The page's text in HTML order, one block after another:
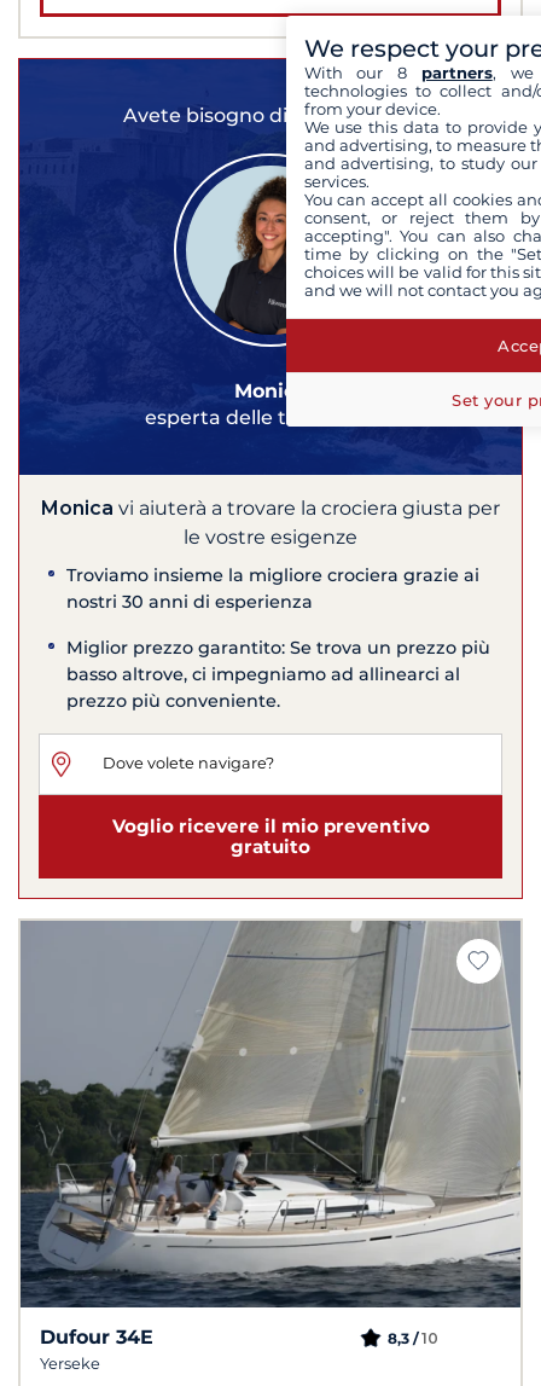
Avete bisogno di un consiglio?
Monica
esperta delle tue crociere
Monica vi aiuterà a trovare la crociera giusta per
le vostre esigenze
Troviamo insieme la migliore crociera grazie ai
nostri 30 anni di esperienza
Miglior prezzo garantito: Se trova un prezzo più
basso altrove, ci impegniamo ad allinearci al
prezzo più conveniente.
Voglio ricevere il mio preventivo
gratuito
Dufour 34E
Yerseke
8,3 /10
We respect your
With our 8 partners, we
technologies to collect
from your device.
We use this data to provide
and advertising, to measure
and advertising, to study
services.
You can accept all cookies
consent, or reject them
accepting". You can also
time by clicking on the
choices will be valid for this
and we will not contact you
Set your